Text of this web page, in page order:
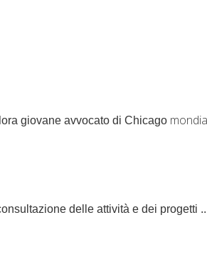
giovane avvocato di Chicago
delle attività e dei progetti